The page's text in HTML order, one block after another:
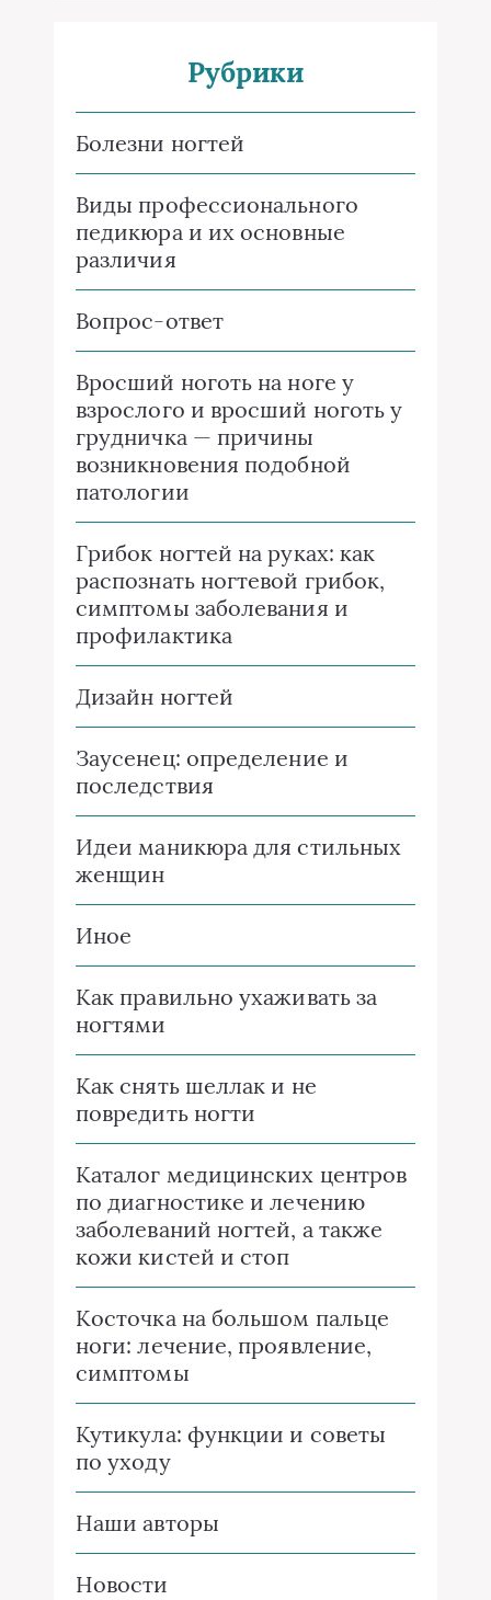
Рубрики
Болезни ногтей
Виды профессионального
педикюра и их основные
различия
Вопрос-ответ
Вросший ноготь на ноге у
взрослого и вросший ноготь у
грудничка — причины
возникновения подобной
патологии
Грибок ногтей на руках: как
распознать ногтевой грибок,
симптомы заболевания и
профилактика
Дизайн ногтей
Заусенец: определение и
последствия
Идеи маникюра для стильных
женщин
Иное
Как правильно ухаживать за
ногтями
Как снять шеллак и не
повредить ногти
Каталог медицинских центров
по диагностике и лечению
заболеваний ногтей, а также
кожи кистей и стоп
Косточка на большом пальце
ноги: лечение, проявление,
симптомы
Кутикула: функции и советы
по уходу
Наши авторы
Новости